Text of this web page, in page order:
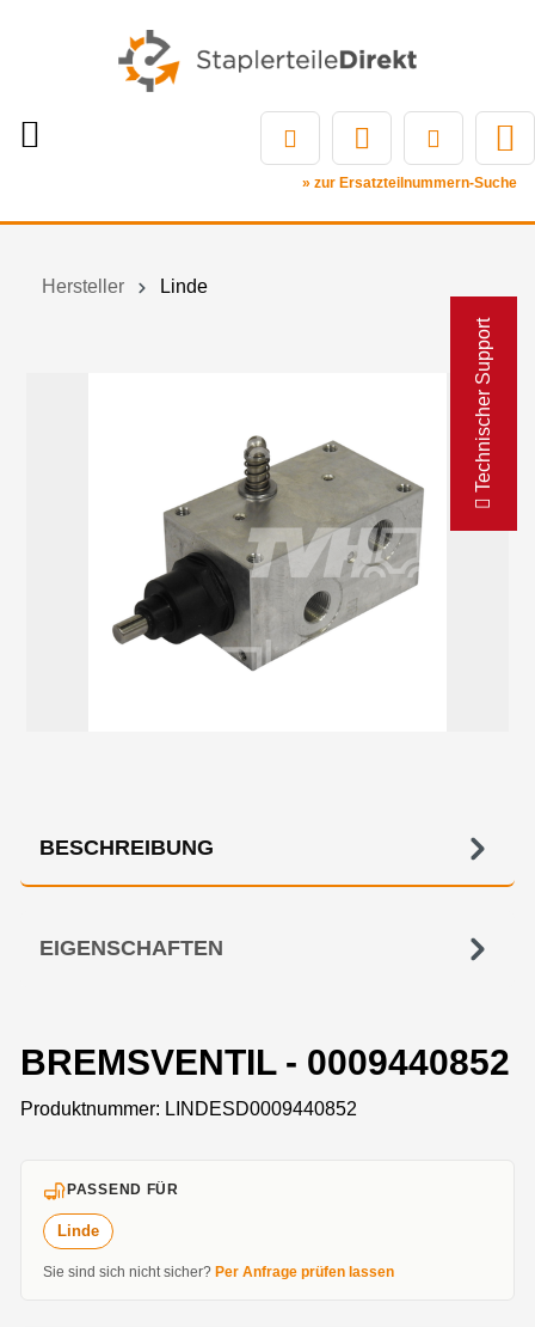
Technischer Support
» zur Ersatzteilnummern-Suche
Hersteller Linde
BESCHREIBUNG
EIGENSCHAFTEN
BREMSVENTIL - 0009440852
Produktnummer: LINDESD0009440852
PASSEND FÜR
Linde
Sie sind sich nicht sicher? Per Anfrage prüfen lassen